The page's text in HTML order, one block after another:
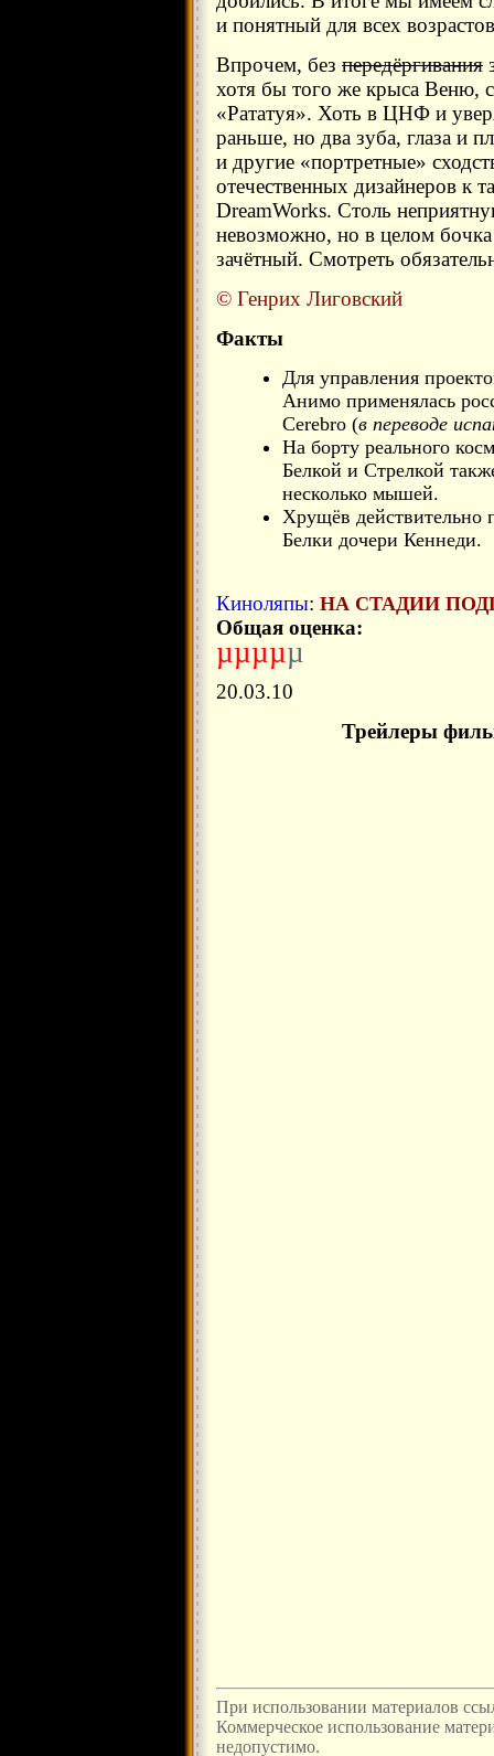
и понятный для всех
Впрочем, без передёргивания
хотя бы того же крыса Веню,
«Рататуя». Хоть в ЦНФ и
раньше, но два зуба, глаза и
и другие «портретные»
отечественных дизайнеров к
DreamWorks. Столь
невозможно, но в целом
зачётный. Смотреть
© Генрих Лиговский
Факты
Для управления
Анимо применялась
Cerebro (в переводе
На борту реального
Белкой и Стрелкой
несколько мышей.
Хрущёв действительно
Белки дочери Кеннеди.
Киноляпы: НА СТАДИИ
Общая оценка:
µµµµµ
20.03.10
Трейлеры
При использовании материалов
Коммерческое использование
недопустимо.